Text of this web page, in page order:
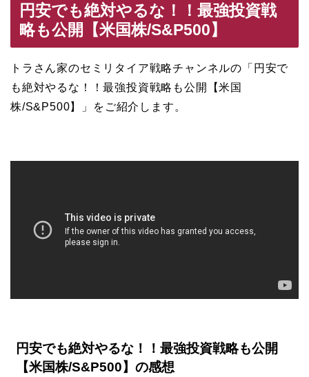
円安でも絶対やるな！！最強投資戦
略も公開【米国株/S&P500】
トラさん家のセミリタイア戦略チャンネルの「円安で
も絶対やるな！！最強投資戦略も公開【米国
株/S&P500】」をご紹介します。
円安でも絶対やるな！！最強投資戦略も公開
【米国株/S&P500】の感想